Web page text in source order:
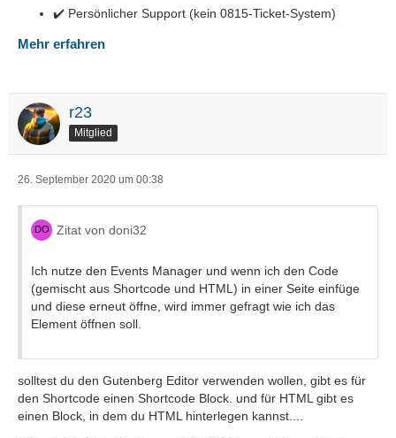
✔️ Persönlicher Support (kein 0815-Ticket-System)
Mehr erfahren
r23
Mitglied
26. September 2020 um 00:38
Zitat von doni32
Ich nutze den Events Manager und wenn ich den Code
(gemischt aus Shortcode und HTML) in einer Seite einfüge
und diese erneut öffne, wird immer gefragt wie ich das
Element öffnen soll.
solltest du den Gutenberg Editor verwenden wollen, gibt es für
den Shortcode einen Shortcode Block. und für HTML gibt es
einen Block, in dem du HTML hinterlegen kannst....